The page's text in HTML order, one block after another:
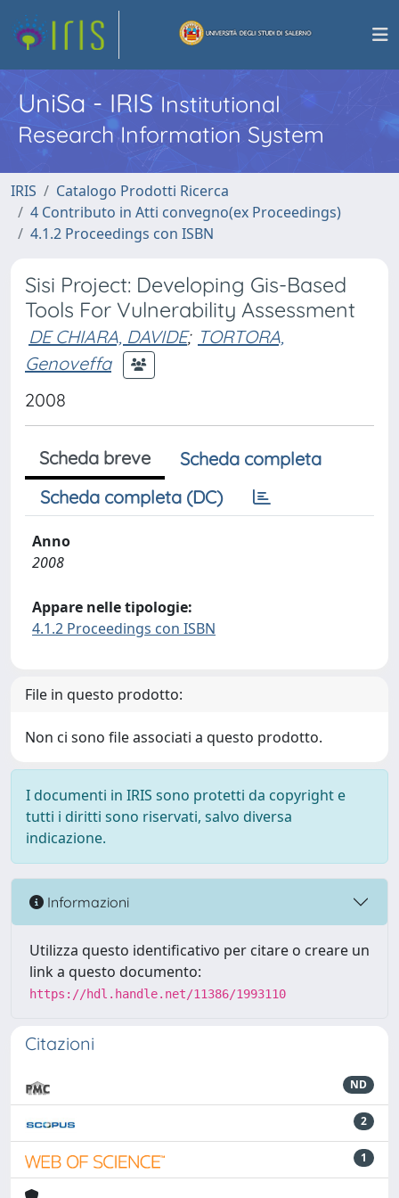
UniSa - IRISInstitutional
Research Information System
IRIS
Catalogo Prodotti Ricerca
4 Contributo in Atti convegno(ex Proceedings)
4.1.2 Proceedings con ISBN
Sisi Project: Developing Gis-Based
Tools For Vulnerability Assessment
DE CHIARA, DAVIDE; TORTORA,
Genoveffa
2008
Scheda breve
Scheda completa
Scheda completa (DC)
Anno
2008
Appare nelle tipologie:
4.1.2 Proceedings con ISBN
File in questo prodotto:
Non ci sono file associati a questo prodotto.
I documenti in IRIS sono protetti da copyright e
tutti i diritti sono riservati, salvo diversa
indicazione.
Informazioni
Utilizza questo identificativo per citare o creare un
link a questo documento:
https://hdl.handle.net/11386/1993110
Citazioni
ND
2
1